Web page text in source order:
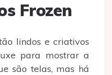
Frozen
lindos e criativos
para mostrar a
são telas, mas há